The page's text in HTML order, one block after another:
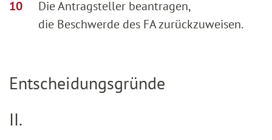
Die Antragsteller beantragen,
die Beschwerde des FA zurückzuweisen.
Entscheidungsgründe
II.